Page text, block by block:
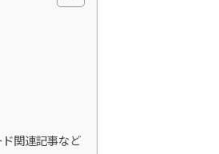
関連記事など